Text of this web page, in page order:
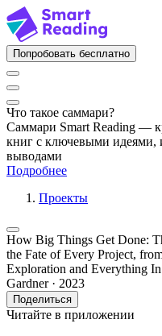
Попробовать бесплатно
Что такое саммари?
Саммари Smart Reading —
книг с ключевыми идеями,
выводами
Подробнее
Проекты
How Big Things Get Done:
the Fate of Every Project,
Exploration and Everything
Gardner · 2023
Поделиться
Читайте в приложении